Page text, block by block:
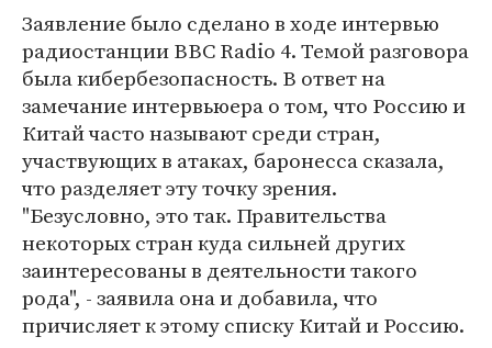
Заявление было сделано в ходе интервью
радиостанции BBC Radio 4. Темой разговора
была кибербезопасность. В ответ на
замечание интервьюера о том, что Россию и
Китай часто называют среди стран,
участвующих в атаках, баронесса сказала,
что разделяет эту точку зрения.
"Безусловно, это так. Правительства
некоторых стран куда сильней других
заинтересованы в деятельности такого
рода", - заявила она и добавила, что
причисляет к этому списку Китай и Россию.